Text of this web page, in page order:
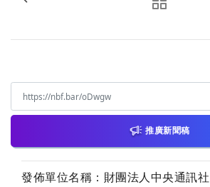
推廣新聞稿
發佈單位名稱：財團法人中央通訊社